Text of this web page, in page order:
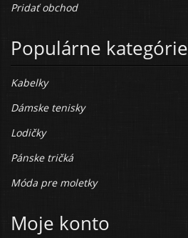
Pridať obchod
Populárne kategórie
Kabelky
Dámske tenisky
Lodičky
Pánske tričká
Móda pre moletky
Moje konto